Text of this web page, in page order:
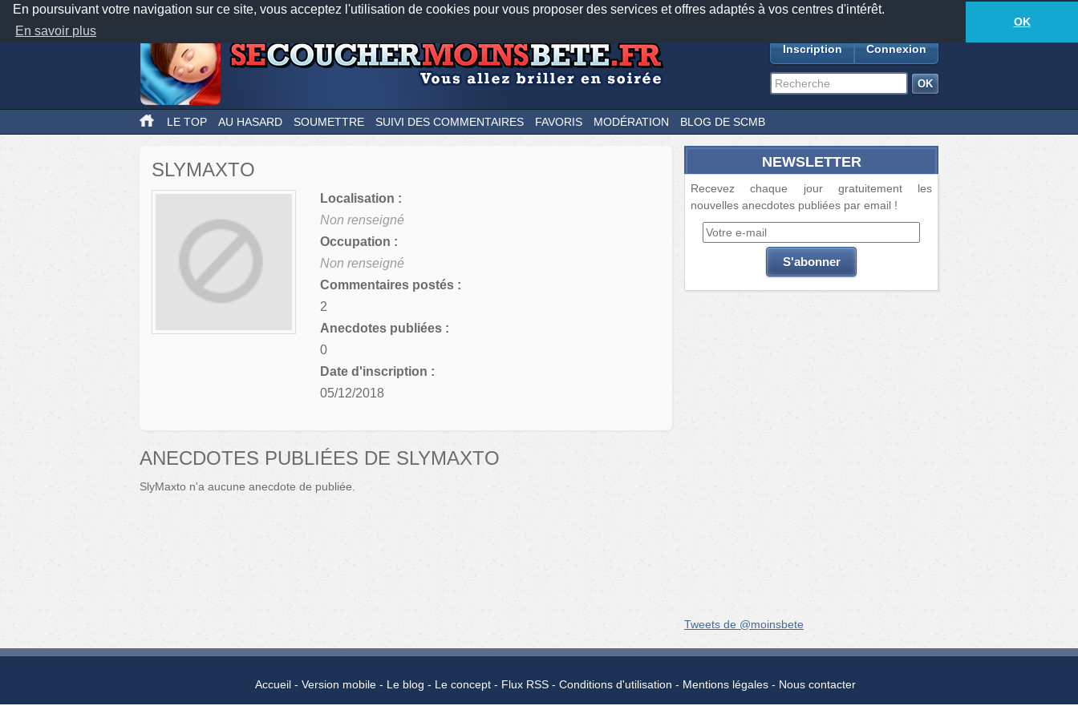
En poursuivant votre navigation sur ce site, vous acceptez l'utilisation de cookies pour vous proposer des services et offres adaptés à vos centres d'intérêt.
En savoir plus
OK
Nos applications mobiles Newsletter Facebook
TwitterFeeds18877anecdotes-730lecteurs connectés
Inscription Connexion
LE TOP AU HASARD SOUMETTRE SUIVI DES COMMENTAIRES FAVORIS MODÉRATION BLOG DE SCMB
SLYMAXTO
Localisation :
Non renseigné
Occupation :
Non renseigné
Commentaires postés :
2
Anecdotes publiées :
0
Date d'inscription :
05/12/2018
ANECDOTES PUBLIÉES DE SLYMAXTO
SlyMaxto n'a aucune anecdote de publiée.
NEWSLETTER
Recevez chaque jour gratuitement les
nouvelles anecdotes publiées par email !
Tweets de @moinsbete
Accueil Version mobile Le blog Le concept Flux RSS Conditions d'utilisation Mentions légales Nous contacter